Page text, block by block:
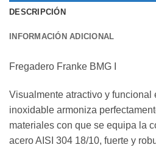
DESCRIPCIÓN
INFORMACIÓN ADICIONAL
Fregadero Franke BMG I
Visualmente atractivo y funcional
inoxidable armoniza
materiales con que se equipa la
acero AISI 304 18/10, fuerte y